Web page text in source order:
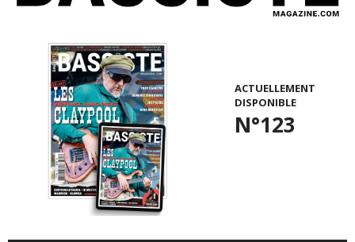
ACTUELLEMENT
DISPONIBLE
N°123